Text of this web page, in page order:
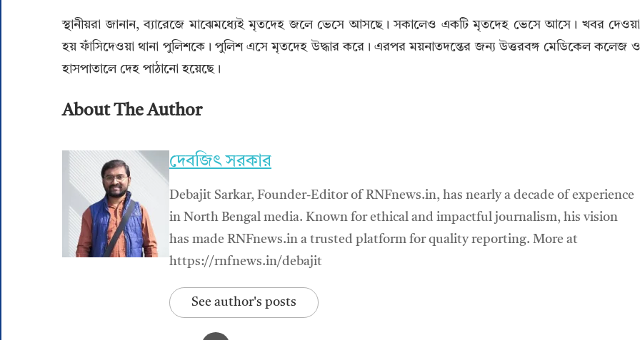
স্থানীয়রা জানান, ব্যারেজে মাঝেমধ্যেই মৃতদেহ জলে ভেসে আসছে। সকালেও একটি মৃতদেহ ভেসে আসে। খবর দেওয়া
হয় ফাঁসিদেওয়া থানা পুলিশকে। পুলিশ এসে মৃতদেহ উদ্ধার করে। এরপর ময়নাতদন্তের জন্য উত্তরবঙ্গ মেডিকেল কলেজ ও
হাসপাতালে দেহ পাঠানো হয়েছে।
About The Author
দেবজিৎ সরকার
Debajit Sarkar, Founder-Editor of RNFnews.in, has nearly a decade of experience
in North Bengal media. Known for ethical and impactful journalism, his vision
has made RNFnews.in a trusted platform for quality reporting. More at
https://rnfnews.in/debajit
See author's posts